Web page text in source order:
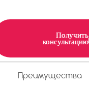
она
стали, а
Преимущества
Получить
консультацию